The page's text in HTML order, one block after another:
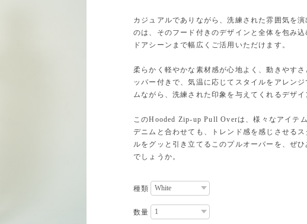
カジュアルでありながら、洗練された雰囲気を
のは、そのフード付きのデザインと全体を包み
ドアシーンまで幅広くご活用いただけます。
柔らかく軽やかな素材感が心地よく、動きやす
ッパー付きで、気温に応じてスタイルをアレン
ムながら、洗練された印象を与えてくれるデザイ
このHooded Zip-up Pull Overは、様々なアイテ
デニムと合わせても、トレンド感を感じさせる
ルをグッと引き立てるこのプルオーバーを、ぜ
でしょうか。
種類
数量